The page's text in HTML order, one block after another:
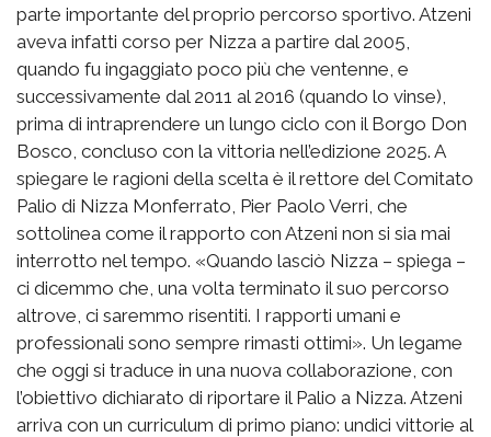
parte importante del proprio percorso sportivo. Atzeni
aveva infatti corso per Nizza a partire dal 2005,
quando fu ingaggiato poco più che ventenne, e
successivamente dal 2011 al 2016 (quando lo vinse),
prima di intraprendere un lungo ciclo con il Borgo Don
Bosco, concluso con la vittoria nell’edizione 2025. A
spiegare le ragioni della scelta è il rettore del Comitato
Palio di Nizza Monferrato, Pier Paolo Verri, che
sottolinea come il rapporto con Atzeni non si sia mai
interrotto nel tempo. «Quando lasciò Nizza – spiega –
ci dicemmo che, una volta terminato il suo percorso
altrove, ci saremmo risentiti. I rapporti umani e
professionali sono sempre rimasti ottimi». Un legame
che oggi si traduce in una nuova collaborazione, con
l’obiettivo dichiarato di riportare il Palio a Nizza. Atzeni
arriva con un curriculum di primo piano: undici vittorie al